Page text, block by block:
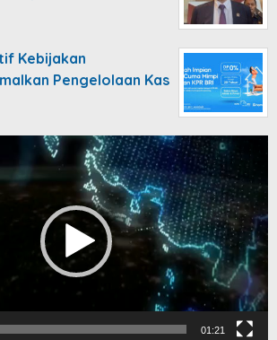
Kebijakan
Pengelolaan Kas
01:21